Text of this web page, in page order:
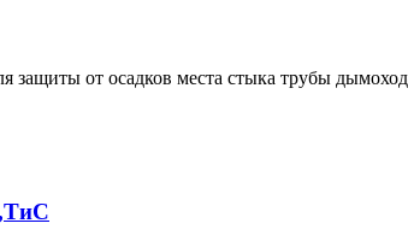
от осадков места стыка трубы